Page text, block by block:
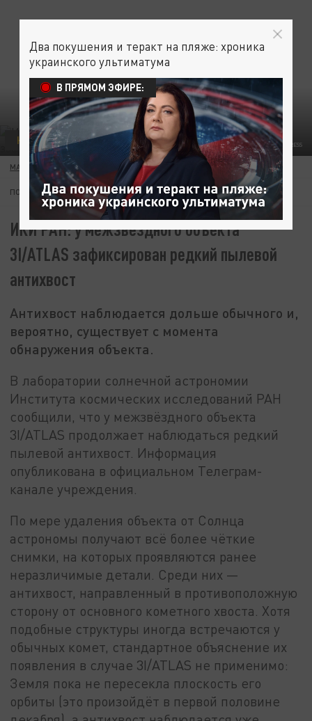
ESA/GLOBALLOOKPRESS
НАУКА
МАРИЯ ПРЫГУНОВА 27 НОЯБРЯ 21:02
ПОДПИШИТЕСЬ:
ИКИ РАН: у межзвёздного объекта
3I/ATLAS зафиксирован редкий пылевой
антихвост
Антихвост наблюдается дольше обычного и,
вероятно, существует с момента
обнаружения объекта.
В лаборатории солнечной астрономии
Института космических исследований РАН
сообщили, что у межзвёздного объекта
3I/ATLAS продолжает наблюдаться редкий
пылевой антихвост. Информация
опубликована в официальном Телеграм-
канале учреждения.
По мере удаления объекта от Солнца
астрономы получают всё более чёткие
снимки, на которых проявляются ранее
неразличимые детали. Среди них —
антихвост, направленный в противоположную
сторону от основного кометного хвоста. Хотя
подобные структуры иногда встречаются у
обычных комет, стандартное объяснение их
появления в случае 3I/ATLAS не применимо:
Земля пока не пересекла плоскость его
орбиты (это произойдёт в первой половине
Два покушения и теракт на пляже: хроника
украинского ультиматума
В ПРЯМОМ ЭФИРЕ: